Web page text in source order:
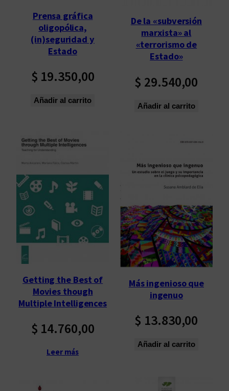
ú
l
t
m
s
Prensa gráfica
oligopólica,
(in)seguridad y
Estado
$ 19.350,00
Añadir al carrito
De la «subversión
marxista» al
«terrorismo de
Estado»
$ 29.540,00
Añadir al carrito
Getting the Best of
Movies though
Multiple Intelligences
$ 14.760,00
Leer más
Más ingenioso que
ingenuo
$ 13.830,00
Añadir al carrito